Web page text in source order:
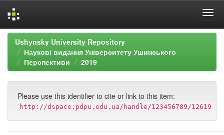
Skip
navigation
Ushynsky University Repository
Наукові видання Університету Ушинського
Перспективи
2019
Please use this identifier to cite or link to this item:
http://dspace.pdpu.edu.ua/handle/123456789/12619